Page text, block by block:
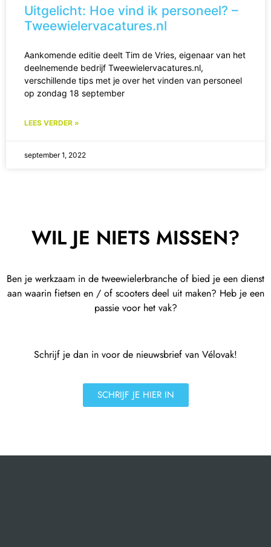
Uitgelicht: Hoe vind ik personeel? –
Tweewielervacatures.nl
Aankomende editie deelt Tim de Vries, eigenaar van het
deelnemende bedrijf Tweewielervacatures.nl,
verschillende tips met je over het vinden van personeel
op zondag 18 september
LEES VERDER »
september 1, 2022
WIL JE NIETS MISSEN?
Ben je werkzaam in de tweewielerbranche of bied je een dienst
aan waarin fietsen en / of scooters deel uit maken? Heb je een
passie voor het vak?
Schrijf je dan in voor de nieuwsbrief van Vélovak!
SCHRIJF JE HIER IN